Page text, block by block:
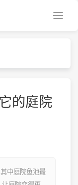
的庭院
中庭院鱼池最